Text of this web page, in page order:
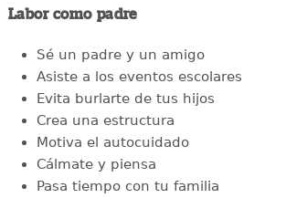
Labor como padre
Sé un padre y un amigo
Asiste a los eventos escolares
Evita burlarte de tus hijos
Crea una estructura
Motiva el autocuidado
Cálmate y piensa
Pasa tiempo con tu familia